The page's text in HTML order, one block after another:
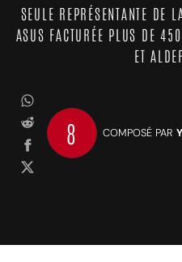
SEULE REPRÉSENTANTE DE
ASUS FACTURÉE PLUS DE
ET
8 COMPOSÉ PAR